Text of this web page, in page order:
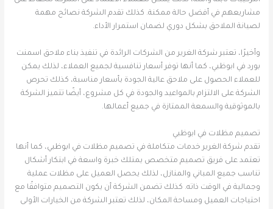
مشاريعهم في أفضل حالة ممكنة. كذلك تقدم الشركة نصائح مهمة
لصيانة الملاحق بشكل دوري لضمان استمرار الأداء.
وأخيرًا، تعتبر شركة الغرير من الشركات الرائدة في تنفيذ بناء ملاحق اسمنت
بورد في ابوظبي، كما أنها توفر أسعار تنافسية لجميع العملاء، لذلك يمكن
للعملاء الحصول على ملاحق عالية الجودة بأسعار مناسبة، كذلك تحرص
الشركة على الالتزام بالمواعيد والجودة في كل مشروع، أيضًا تتميز الشركة
بالموثوقية والسمعة الممتازة في جميع أعمالها.
تصميم مظلات في ابوظبي
تقدم شركة الغرير خدمات متكاملة في تصميم مظلات في ابوظبي، كما أنها
تعتمد على فريق تصميم متخصص يمتلك خبرة واسعة في ابتكار أشكال
تناسب جميع المباني والمنازل، لذلك يحصل العميل على مظلات عملية
وجمالية في الوقت ذاته. كذلك تضمن الشركة أن يكون التصميم متوافقًا مع
احتياجات العميل ومساحة المكان، لذلك تعتبر الشركة من الخيارات الأولى